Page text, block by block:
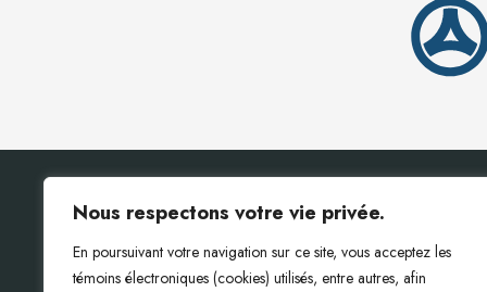
Nous respectons votre vie privée.
En poursuivant votre navigation sur ce site, vous acceptez les
témoins électroniques (cookies) utilisés, entre autres, afin